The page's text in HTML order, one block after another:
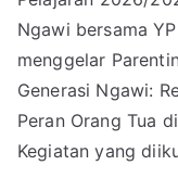
Ngawi bersama
menggelar
Generasi Ngawi:
Peran Orang Tua
Kegiatan yang